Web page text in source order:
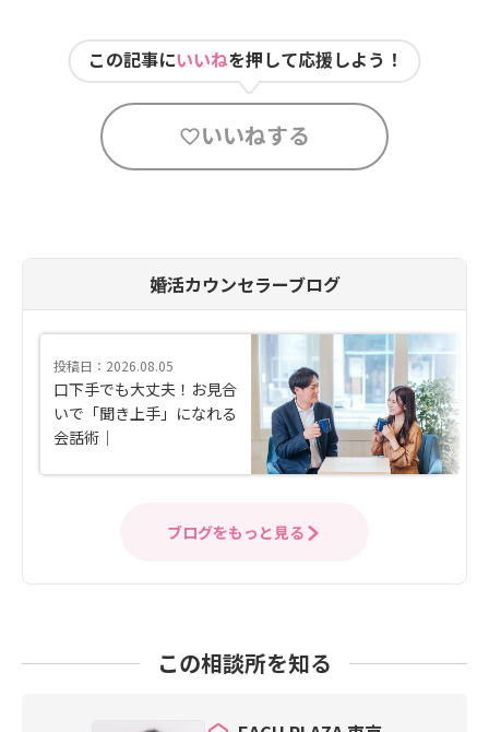
この記事にいいねを押して応援しよう！
いいねする
婚活カウンセラーブログ
投稿日：2026.08.05
口下手でも大丈夫！お見合
いで「聞き上手」になれる
会話術｜
ブログをもっと見る
この相談所を知る